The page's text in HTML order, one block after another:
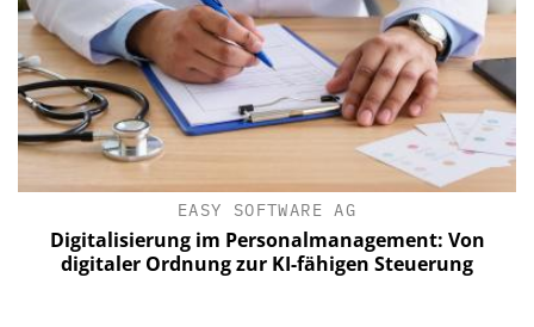
EASY SOFTWARE AG
Digitalisierung im Personalmanagement: Von
digitaler Ordnung zur KI-fähigen Steuerung